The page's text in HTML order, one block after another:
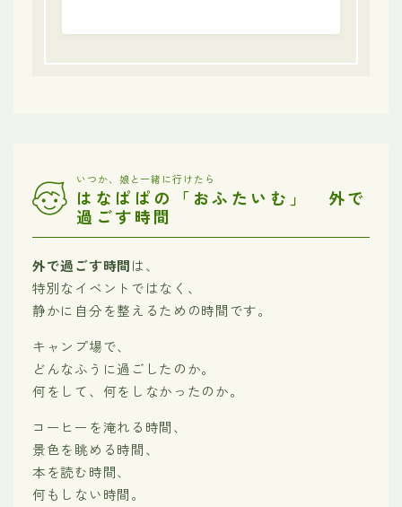
いつか、娘と一緒に行けたら
はなぱぱの「おふたいむ」 外で
過ごす時間
外で過ごす時間は、
特別なイベントではなく、
静かに自分を整えるための時間です。
キャンプ場で、
どんなふうに過ごしたのか。
何をして、何をしなかったのか。
コーヒーを淹れる時間、
景色を眺める時間、
本を読む時間、
何もしない時間。